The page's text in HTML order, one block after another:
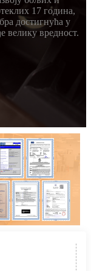
17 година,
достигнућа у
велику вредност.